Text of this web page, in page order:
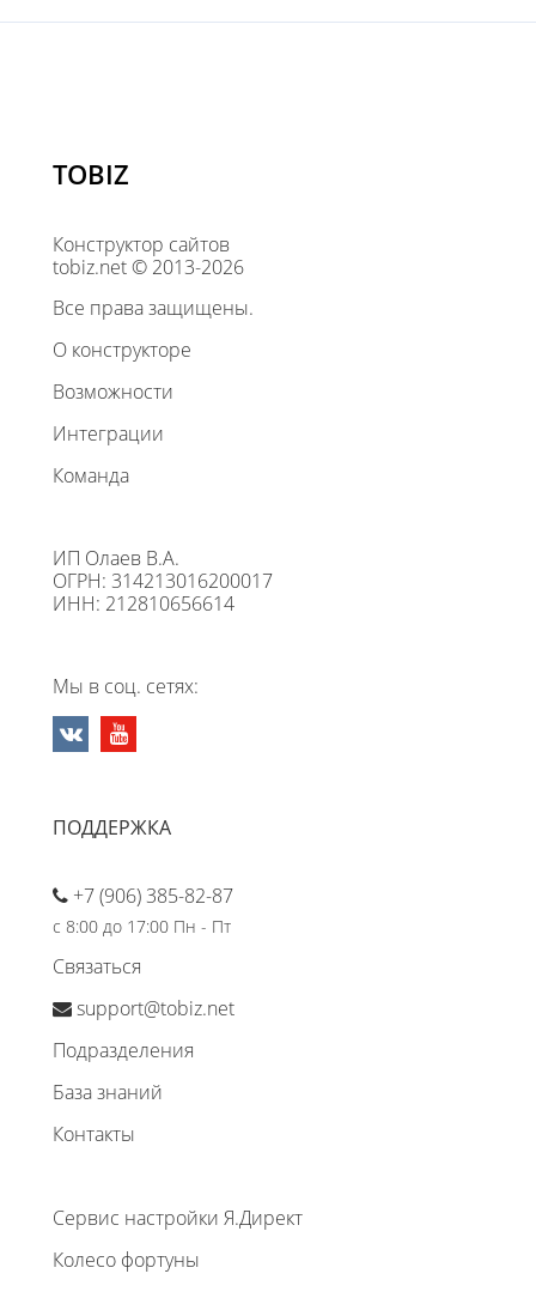
TOBIZ
Конструктор сайтов
tobiz.net © 2013-2026
Все права защищены.
О конструкторе
Возможности
Интеграции
Команда
ИП Олаев В.А.
ОГРН: 314213016200017
ИНН: 212810656614
Мы в соц. сетях:
ПОДДЕРЖКА
+7 (906) 385-82-87
с 8:00 до 17:00 Пн - Пт
Связаться
support@tobiz.net
Подразделения
База знаний
Контакты
Сервис настройки Я.Директ
Колесо фортуны